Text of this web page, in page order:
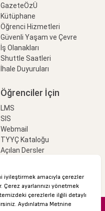
GazeteÖzÜ
Kütüphane
Öğrenci Hizmetleri
Güvenli Yaşam ve Çevre
İş Olanakları
Shuttle Saatleri
İhale Duyuruları
Öğrenciler İçin
LMS
SIS
Webmail
TYYÇ Kataloğu
Açılan Dersler